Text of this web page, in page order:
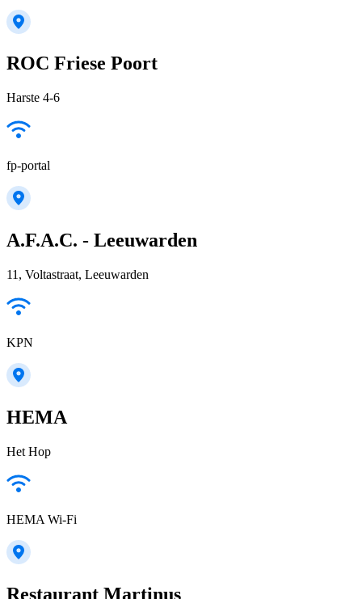
ROC Friese Poort
Harste 4-6
fp-portal
A.F.A.C. - Leeuwarden
11, Voltastraat, Leeuwarden
KPN
HEMA
Het Hop
HEMA Wi-Fi
Restaurant Martinus